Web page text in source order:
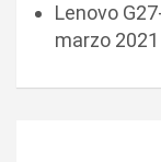
Lenovo
marzo